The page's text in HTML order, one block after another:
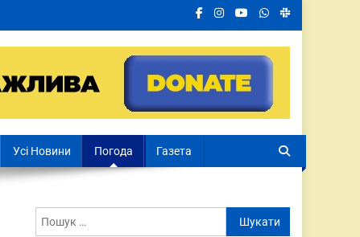
Усі Новини Погода Газета